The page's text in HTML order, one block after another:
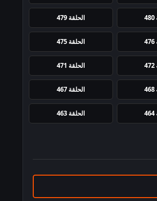
الحلقة 479
الحلقة 475
الحلقة 471
الحلقة 467
الحلقة 463